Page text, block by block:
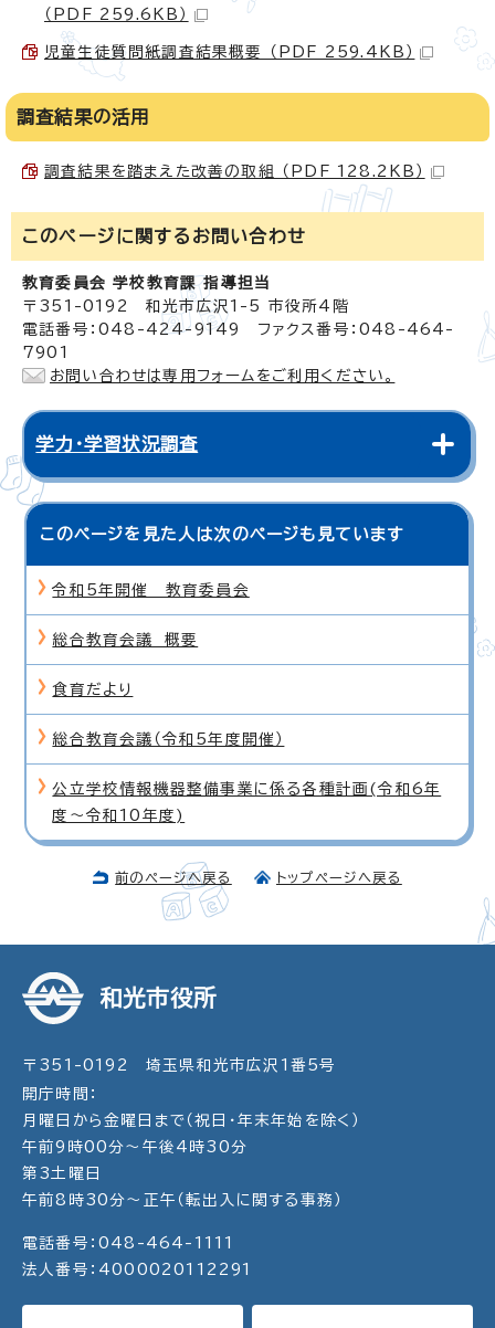
（PDF 259.6KB）
児童生徒質問紙調査結果概要 （PDF 259.4KB）
調査結果の活用
調査結果を踏まえた改善の取組 （PDF 128.2KB）
このページに関する お問い合わせ
教育委員会 学校教育課 指導担当
〒351-0192 和光市広沢1-5 市役所4階
電話番号：048-424-9149 ファクス番号：048-464-
7901
お問い合わせは専用フォームをご利用ください。
学力・学習状況調査
このページを見た人は次のページも見ています
令和5年開催 教育委員会
総合教育会議 概要
食育だより
総合教育会議（令和5年度開催）
公立学校情報機器整備事業に係る各種計画(令和6年
度〜令和10年度)
前のページへ戻る トップページへ戻る
和光市役所
〒351-0192 埼玉県和光市広沢1番5号
開庁時間：
月曜日から金曜日まで（祝日・年末年始を除く）
午前9時00分～午後4時30分
第3土曜日
午前8時30分～正午（転出入に関する事務）
電話番号：048-464-1111
法人番号：4000020112291